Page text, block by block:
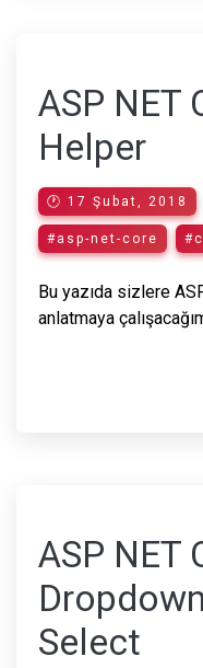
ASP NET
Helper
🕐 17 Şubat, 2018
#asp-net-core
Bu yazıda sizlere
anlatmaya
ASP NET
Select